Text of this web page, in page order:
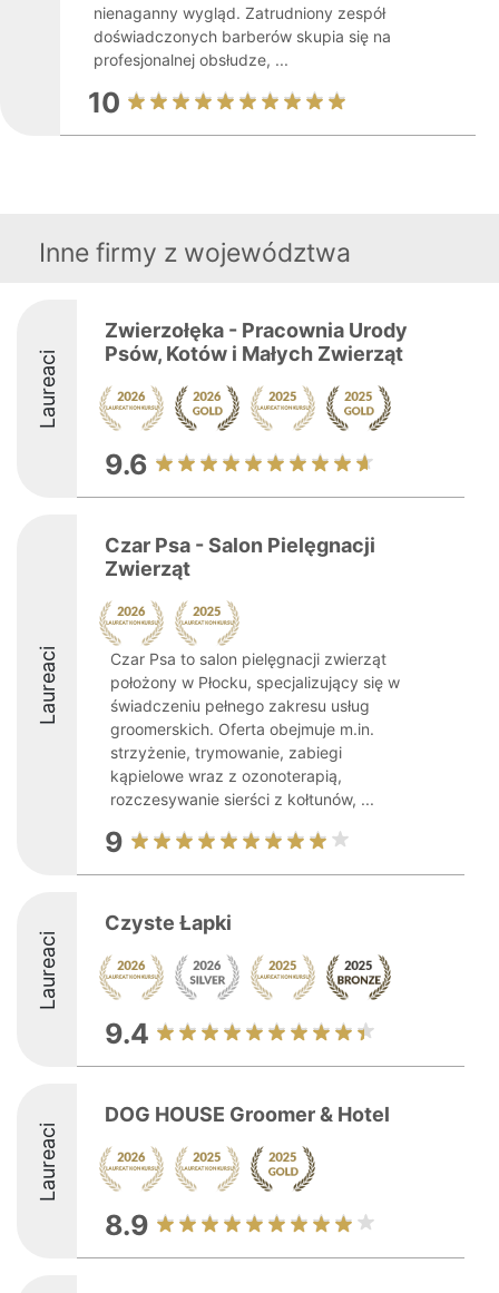
nienaganny wygląd. Zatrudniony zespół
doświadczonych barberów skupia się na
profesjonalnej obsłudze, ...
10
Inne firmy z województwa
Laureaci
Zwierzołęka - Pracownia Urody
Psów, Kotów i Małych Zwierząt
9.6
Laureaci
Czar Psa - Salon Pielęgnacji
Zwierząt
Czar Psa to salon pielęgnacji zwierząt
położony w Płocku, specjalizujący się w
świadczeniu pełnego zakresu usług
groomerskich. Oferta obejmuje m.in.
strzyżenie, trymowanie, zabiegi
kąpielowe wraz z ozonoterapią,
rozczesywanie sierści z kołtunów, ...
9
Laureaci
Czyste Łapki
9.4
Laureaci
DOG HOUSE Groomer & Hotel
8.9